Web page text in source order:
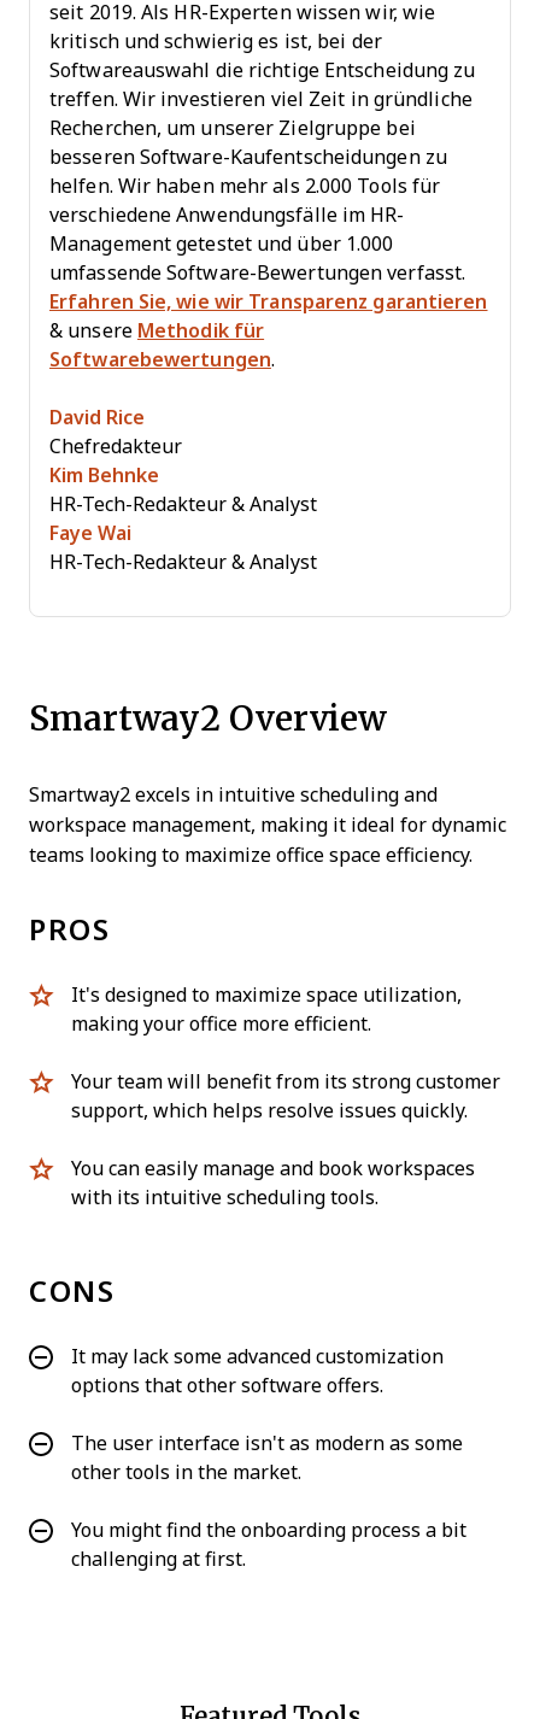
seit 2019. Als HR-Experten wissen wir, wie
kritisch und schwierig es ist, bei der
Softwareauswahl die richtige Entscheidung zu
treffen. Wir investieren viel Zeit in gründliche
Recherchen, um unserer Zielgruppe bei
besseren Software-Kaufentscheidungen zu
helfen. Wir haben mehr als 2.000 Tools für
verschiedene Anwendungsfälle im HR-
Management getestet und über 1.000
umfassende Software-Bewertungen verfasst.
Erfahren Sie, wie wir Transparenz garantieren
& unsere Methodik für
Softwarebewertungen.
David Rice
Chefredakteur
Kim Behnke
HR-Tech-Redakteur & Analyst
Faye Wai
HR-Tech-Redakteur & Analyst
Smartway2 Overview
Smartway2 excels in intuitive scheduling and
workspace management, making it ideal for dynamic
teams looking to maximize office space efficiency.
PROS
It's designed to maximize space utilization,
making your office more efficient.
Your team will benefit from its strong customer
support, which helps resolve issues quickly.
You can easily manage and book workspaces
with its intuitive scheduling tools.
CONS
It may lack some advanced customization
options that other software offers.
The user interface isn't as modern as some
other tools in the market.
You might find the onboarding process a bit
challenging at first.